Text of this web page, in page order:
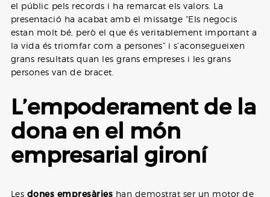
el públic pels records i ha remarcat els valors. La
presentació ha acabat amb el missatge “Els negocis
estan molt bé, però el que és veritablement important a
la vida és triomfar com a persones” i s’aconsegueixen
grans resultats quan les grans empreses i les grans
persones van de bracet.
L’empoderament de la
dona en el món
empresarial gironí
Les dones empresàries han demostrat ser un motor de